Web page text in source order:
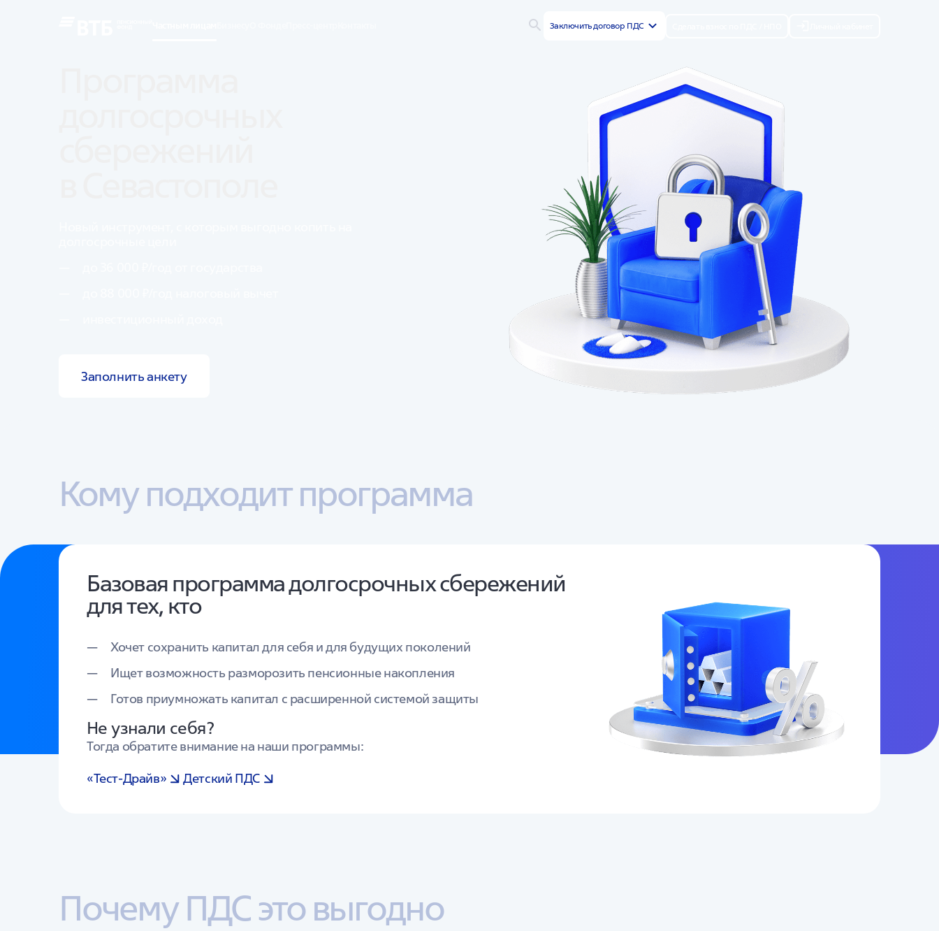
Заключить договор ПДС
Заполнить анкету
Кому подходит программа
Базовая программа долгосрочных сбережений
для тех, кто
Хочет сохранить капитал для себя и для будущих поколений
Ищет возможность разморозить пенсионные накопления
Готов приумножать капитал с расширенной системой защиты
Не узнали себя?
Тогда обратите внимание на наши программы:
«Тест-Драйв»
Детский ПДС
Почему ПДС это выгодно